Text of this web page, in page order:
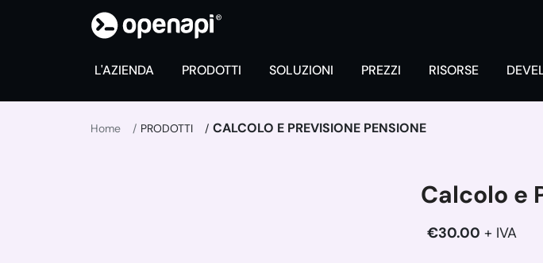
L'AZIENDA PRODOTTI SOLUZIONI PREZZI RISORSE
Home PRODOTTI CALCOLO E PREVISIONE PENSIONE
Calcolo e
€30.00 + IVA